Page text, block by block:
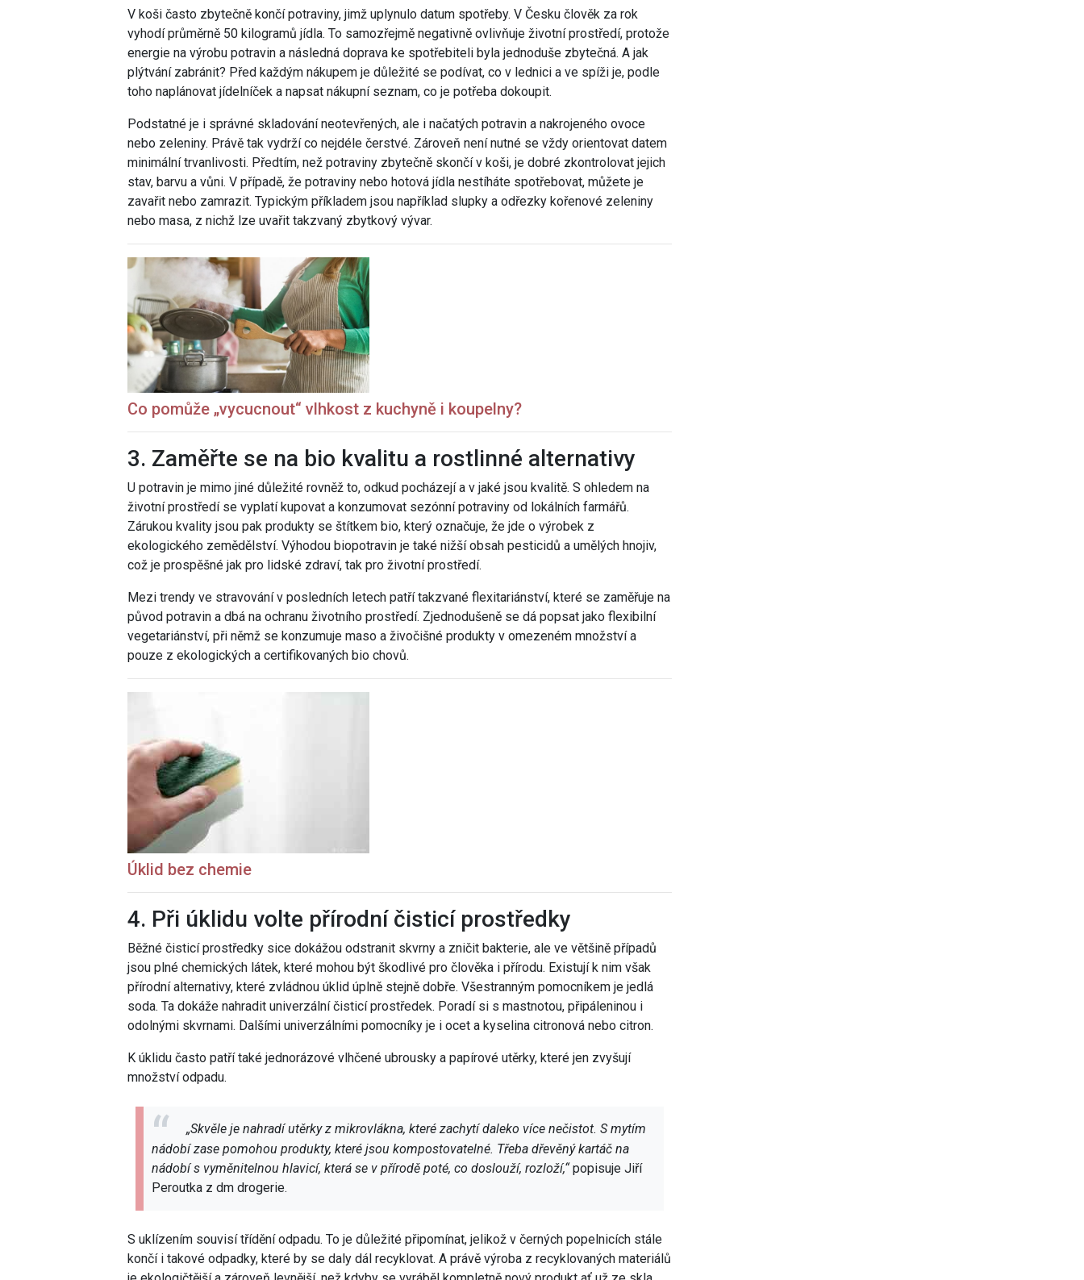
V koši často zbytečně končí potraviny, jimž uplynulo datum spotřeby. V Česku člověk za rok
vyhodí průměrně 50 kilogramů jídla. To samozřejmě negativně ovlivňuje životní prostředí, protože
energie na výrobu potravin a následná doprava ke spotřebiteli byla jednoduše zbytečná. A jak
plýtvání zabránit? Před každým nákupem je důležité se podívat, co v lednici a ve spíži je, podle
toho naplánovat jídelníček a napsat nákupní seznam, co je potřeba dokoupit.
Podstatné je i správné skladování neotevřených, ale i načatých potravin a nakrojeného ovoce
nebo zeleniny. Právě tak vydrží co nejdéle čerstvé. Zároveň není nutné se vždy orientovat datem
minimální trvanlivosti. Předtím, než potraviny zbytečně skončí v koši, je dobré zkontrolovat jejich
stav, barvu a vůni. V případě, že potraviny nebo hotová jídla nestíháte spotřebovat, můžete je
zavařit nebo zamrazit. Typickým příkladem jsou například slupky a odřezky kořenové zeleniny
nebo masa, z nichž lze uvařit takzvaný zbytkový vývar.
Co pomůže „vycucnout“ vlhkost z kuchyně i koupelny?
3. Zaměřte se na bio kvalitu a rostlinné alternativy
U potravin je mimo jiné důležité rovněž to, odkud pocházejí a v jaké jsou kvalitě. S ohledem na
životní prostředí se vyplatí kupovat a konzumovat sezónní potraviny od lokálních farmářů.
Zárukou kvality jsou pak produkty se štítkem bio, který označuje, že jde o výrobek z
ekologického zemědělství. Výhodou biopotravin je také nižší obsah pesticidů a umělých hnojiv,
což je prospěšné jak pro lidské zdraví, tak pro životní prostředí.
Mezi trendy ve stravování v posledních letech patří takzvané flexitariánství, které se zaměřuje na
původ potravin a dbá na ochranu životního prostředí. Zjednodušeně se dá popsat jako flexibilní
vegetariánství, při němž se konzumuje maso a živočišné produkty v omezeném množství a
pouze z ekologických a certifikovaných bio chovů.
Úklid bez chemie
4. Při úklidu volte přírodní čisticí prostředky
Běžné čisticí prostředky sice dokážou odstranit skvrny a zničit bakterie, ale ve většině případů
jsou plné chemických látek, které mohou být škodlivé pro člověka i přírodu. Existují k nim však
přírodní alternativy, které zvládnou úklid úplně stejně dobře. Všestranným pomocníkem je jedlá
soda. Ta dokáže nahradit univerzální čisticí prostředek. Poradí si s mastnotou, připáleninou i
odolnými skvrnami. Dalšími univerzálními pomocníky je i ocet a kyselina citronová nebo citron.
K úklidu často patří také jednorázové vlhčené ubrousky a papírové utěrky, které jen zvyšují
množství odpadu.
„Skvěle je nahradí utěrky z mikrovlákna, které zachytí daleko více nečistot. S mytím
nádobí zase pomohou produkty, které jsou kompostovatelné. Třeba dřevěný kartáč na
nádobí s vyměnitelnou hlavicí, která se v přírodě poté, co doslouží, rozloží,“popisuje Jiří
Peroutka z dm drogerie.
S uklízením souvisí třídění odpadu. To je důležité připomínat, jelikož v černých popelnicích stále
končí i takové odpadky, které by se daly dál recyklovat. A právě výroba z recyklovaných materiálů